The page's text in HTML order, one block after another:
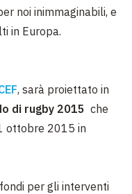
noi inimmaginabili, e
in Europa.
, sarà proiettato in
di rugby 2015 che
ottobre 2015 in
per gli interventi